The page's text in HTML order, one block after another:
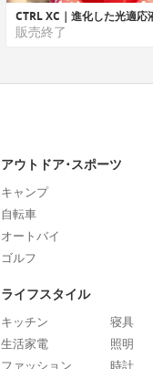
販売終了
アウトドア･スポーツ
キャンプ
自転車
オートバイ
ゴルフ
ライフスタイル
キッチン
生活家電
ファッション
寝具
照明
時計